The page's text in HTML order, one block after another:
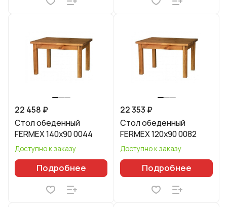
22 458 ₽
Стол обеденный
FERMEX 140x90 0044
Доступно к заказу
Подробнее
22 353 ₽
Стол обеденный
FERMEX 120x90 0082
Доступно к заказу
Подробнее